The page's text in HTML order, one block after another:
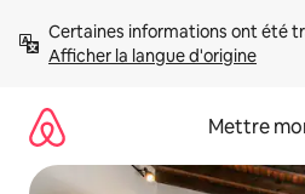
directement
Afficher la langue d'origine
Mettre